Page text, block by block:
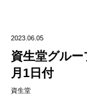
2023.06.05
資生堂グル
月1日付
資生堂